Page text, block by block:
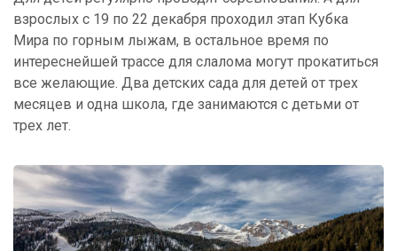
взрослых с 19 по 22 декабря проходил этап Кубка
Мира по горным лыжам, в остальное время по
интереснейшей трассе для слалома могут прокатиться
все желающие. Два детских сада для детей от трех
месяцев и одна школа, где занимаются с детьми от
трех лет.